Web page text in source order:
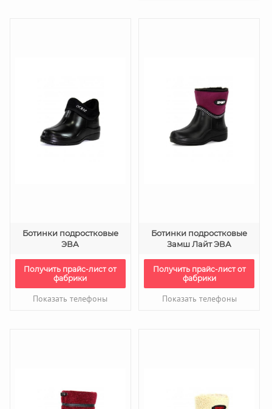
Ботинки подростковые
ЭВА
Получить прайс-лист от
фабрики
Показать телефоны
Ботинки подростковые
Замш Лайт ЭВА
Получить прайс-лист от
фабрики
Показать телефоны